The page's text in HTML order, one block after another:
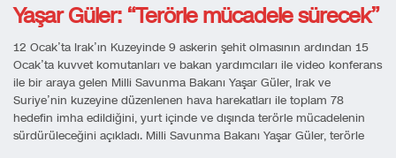
Yaşar Güler: “Terörle mücadele sürecek”
12 Ocak’ta Irak’ın Kuzeyinde 9 askerin şehit olmasının ardından 15
Ocak’ta kuvvet komutanları ve bakan yardımcıları ile video konferans
ile bir araya gelen Milli Savunma Bakanı Yaşar Güler, Irak ve
Suriye’nin kuzeyine düzenlenen hava harekatları ile toplam 78
hedefin imha edildiğini, yurt içinde ve dışında terörle mücadelenin
sürdürüleceğini açıkladı. Milli Savunma Bakanı Yaşar Güler, terörle